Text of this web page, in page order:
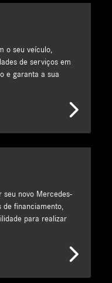
o seu veículo,
de serviços em
e garanta a sua
seu novo Mercedes-
de financiamento,
para realizar